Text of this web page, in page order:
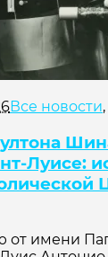
Все новости,
Луисе:
от имени